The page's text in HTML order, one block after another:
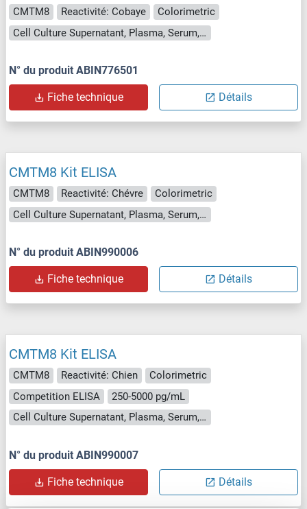
CMTM8 Reactivité: Cobaye
Colorimetric
Cell Culture Supernatant, Plasma, Serum, Tissue Homogenate
N° du produit ABIN776501
Fiche technique Détails
CMTM8 Kit ELISA
CMTM8 Reactivité: Chévre
Colorimetric
Cell Culture Supernatant, Plasma, Serum, Tissue Homogenate
N° du produit ABIN990006
Fiche technique Détails
CMTM8 Kit ELISA
CMTM8 Reactivité: Chien
Colorimetric
Competition ELISA
250-5000 pg/mL
Cell Culture Supernatant, Plasma, Serum, Tissue Homogenate
N° du produit ABIN990007
Fiche technique Détails